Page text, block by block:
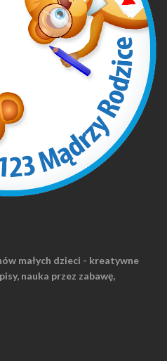
małych dzieci - kreatywne
nauka przez zabawę,